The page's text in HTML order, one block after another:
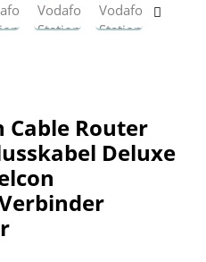
Cable Router
Deluxe